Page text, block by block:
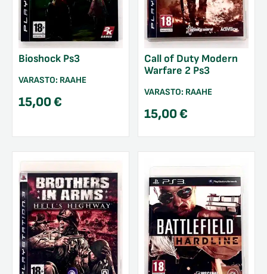
Bioshock Ps3
VARASTO: RAAHE
15,00€
Call of Duty Modern
Warfare 2 Ps3
VARASTO: RAAHE
15,00€